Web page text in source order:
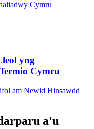
Cymru
yng
Cymru
am Newid Hinsawdd
a'u